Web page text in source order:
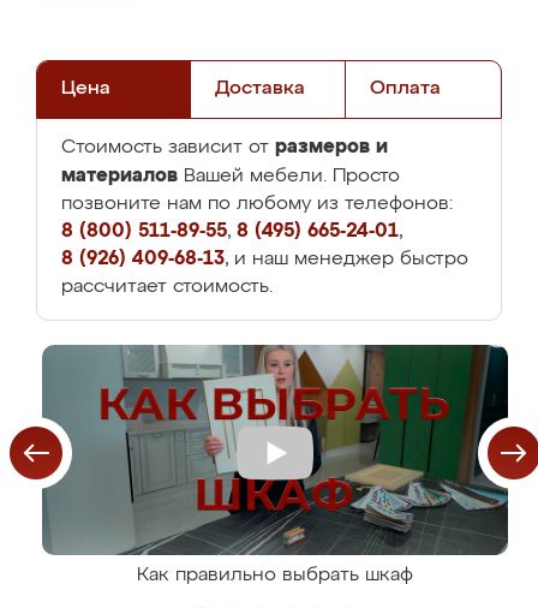
Цена Доставка Оплата
Стоимость зависит от размеров и
материалов Вашей мебели. Просто
позвоните нам по любому из телефонов:
8 (800) 511-89-55, 8 (495) 665-24-01,
8 (926) 409-68-13, и наш менеджер быстро
рассчитает стоимость.
Как правильно выбрать шкаф